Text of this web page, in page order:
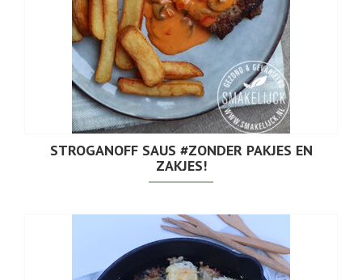
STROGANOFF SAUS #ZONDER PAKJES EN
ZAKJES!